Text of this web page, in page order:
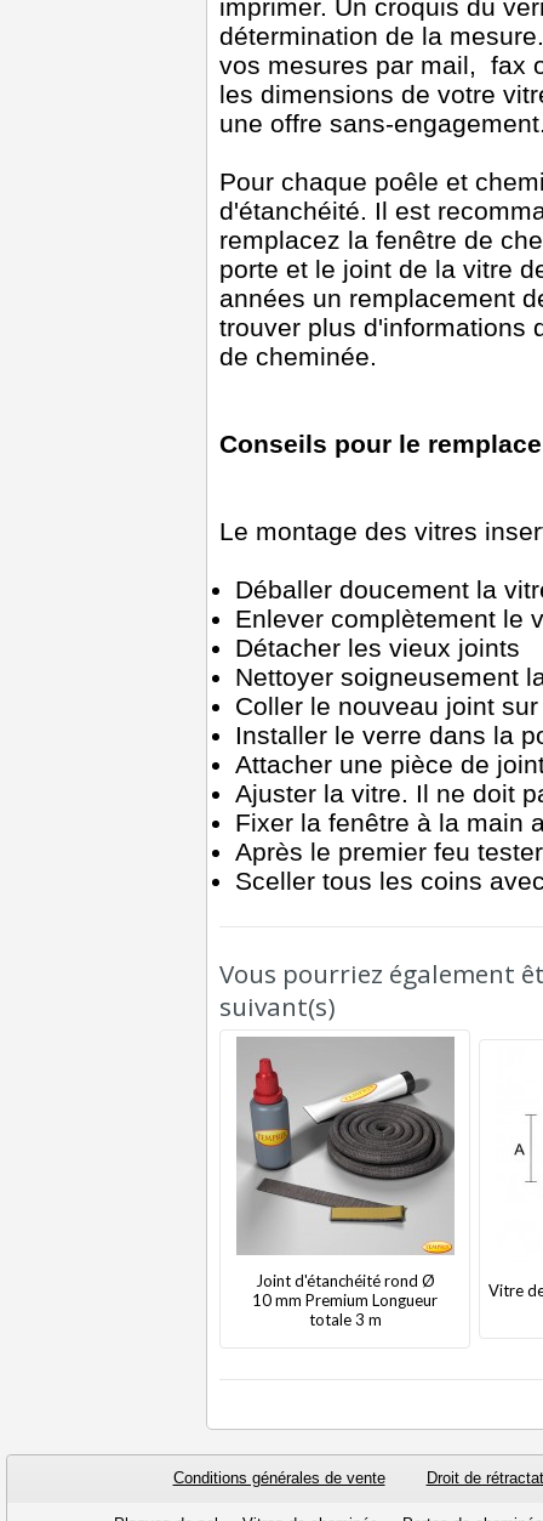
imprimer. Un croquis du
détermination de la
vos mesures par mail, fax
les dimensions de votre
une offre sans-
Pour chaque poêle et
d'étanchéité. Il est
remplacez la fenêtre de
porte et le joint de la vitre
années un remplacement
trouver plus d'informations
de cheminée.
Conseils pour le
Le montage des vitres
Déballer doucement la
Enlever complètement le
Détacher les vieux joints
Nettoyer soigneusement
Coller le nouveau joint
Installer le verre dans la
Attacher une pièce de
Ajuster la vitre. Il ne doit
Fixer la fenêtre à la main
Après le premier feu
Sceller tous les coins
Vous pourriez également
suivant(s)
Joint d'étanchéité rond Ø
10 mm Premium Longueur
totale 3 m
Vitre
Conditions générales de vente Droit de